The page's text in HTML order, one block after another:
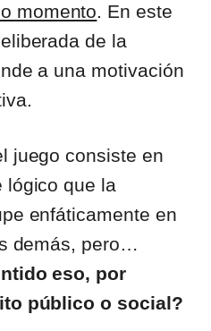
momento. En este
de la
a una motivación
juego consiste en
lógico que la
enfáticamente en
demás, pero…
eso, por
público o social?